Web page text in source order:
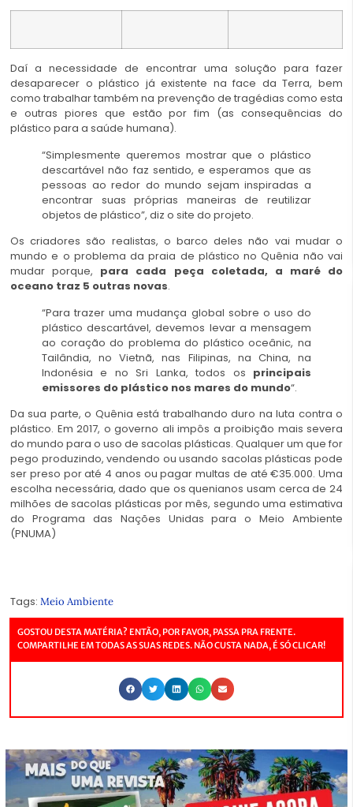
Daí a necessidade de encontrar uma solução para fazer
desaparecer o plástico já existente na face da Terra, bem
como trabalhar também na prevenção de tragédias como esta
e outras piores que estão por fim (as consequências do
plástico para a saúde humana).
“Simplesmente queremos mostrar que o plástico
descartável não faz sentido, e esperamos que as
pessoas ao redor do mundo sejam inspiradas a
encontrar suas próprias maneiras de reutilizar
objetos de plástico”, diz o site do projeto.
Os criadores são realistas, o barco deles não vai mudar o
mundo e o problema da praia de plástico no Quênia não vai
mudar porque, para cada peça coletada, a maré do
oceano traz 5 outras novas.
“Para trazer uma mudança global sobre o uso do
plástico descartável, devemos levar a mensagem
ao coração do problema do plástico oceânic, na
Tailândia, no Vietnã, nas Filipinas, na China, na
Indonésia e no Sri Lanka, todos os principais
emissores do plástico nos mares do mundo“.
Da sua parte, o Quênia está trabalhando duro na luta contra o
plástico. Em 2017, o governo ali impôs a proibição mais severa
do mundo para o uso de sacolas plásticas. Qualquer um que for
pego produzindo, vendendo ou usando sacolas plásticas pode
ser preso por até 4 anos ou pagar multas de até €35.000. Uma
escolha necessária, dado que os quenianos usam cerca de 24
milhões de sacolas plásticas por mês, segundo uma estimativa
do Programa das Nações Unidas para o Meio Ambiente
(PNUMA)
Tags: Meio Ambiente
GOSTOU DESTA MATÉRIA? ENTÃO, POR FAVOR, PASSA PRA FRENTE.
COMPARTILHE EM TODAS AS SUAS REDES. NÃO CUSTA NADA, É SÓ CLICAR!